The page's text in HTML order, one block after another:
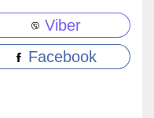
Viber
Facebook